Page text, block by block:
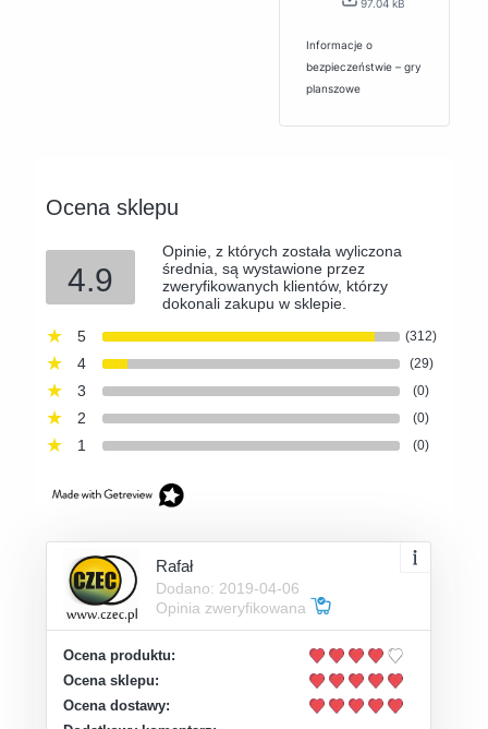
97.04 kB
Informacje o
bezpieczeństwie – gry
planszowe
Ocena sklepu
4.9
Opinie, z których została wyliczona
średnia, są wystawione przez
zweryfikowanych klientów, którzy
dokonali zakupu w sklepie.
5
(312)
4 (29)
3 (0)
2 (0)
1 (0)
Rafał
Dodano: 2019-04-06
Opinia zweryfikowana
Ocena produktu:
Ocena sklepu:
Ocena dostawy: